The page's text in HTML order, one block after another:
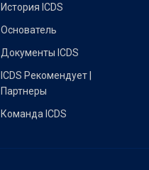
История ICDS
Основатель
Документы ICDS
ICDS Рекомендует |
Партнеры
Команда ICDS